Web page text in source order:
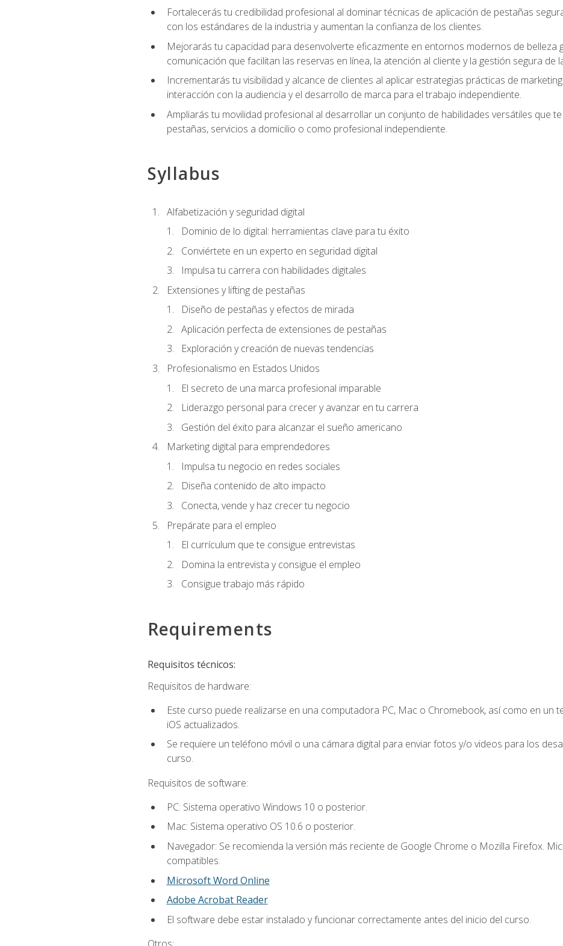
Fortalecerás tu credibilidad profesional al dominar técnicas de aplicación de pestañas
con los estándares de la industria y aumentan la confianza de los clientes.
Mejorarás tu capacidad para desenvolverte eficazmente en entornos modernos de belleza
comunicación que facilitan las reservas en línea, la atención al cliente y la gestión segura de
Incrementarás tu visibilidad y alcance de clientes al aplicar estrategias prácticas de
interacción con la audiencia y el desarrollo de marca para el trabajo independiente.
Ampliarás tu movilidad profesional al desarrollar un conjunto de habilidades versátiles que
pestañas, servicios a domicilio o como profesional independiente.
Syllabus
Alfabetización y seguridad digital
Dominio de lo digital: herramientas clave para tu éxito
Conviértete en un experto en seguridad digital
Impulsa tu carrera con habilidades digitales
Extensiones y lifting de pestañas
Diseño de pestañas y efectos de mirada
Aplicación perfecta de extensiones de pestañas
Exploración y creación de nuevas tendencias
Profesionalismo en Estados Unidos
El secreto de una marca profesional imparable
Liderazgo personal para crecer y avanzar en tu carrera
Gestión del éxito para alcanzar el sueño americano
Marketing digital para emprendedores
Impulsa tu negocio en redes sociales
Diseña contenido de alto impacto
Conecta, vende y haz crecer tu negocio
Prepárate para el empleo
El currículum que te consigue entrevistas
Domina la entrevista y consigue el empleo
Consigue trabajo más rápido
Requirements
Requisitos técnicos:
Requisitos de hardware:
Este curso puede realizarse en una computadora PC, Mac o Chromebook, así como en un
iOS actualizados.
Se requiere un teléfono móvil o una cámara digital para enviar fotos y/o videos para los
curso.
Requisitos de software:
PC: Sistema operativo Windows 10 o posterior.
Mac: Sistema operativo OS 10.6 o posterior.
Navegador: Se recomienda la versión más reciente de Google Chrome o Mozilla Firefox.
compatibles.
Microsoft Word Online
Adobe Acrobat Reader
El software debe estar instalado y funcionar correctamente antes del inicio del curso.